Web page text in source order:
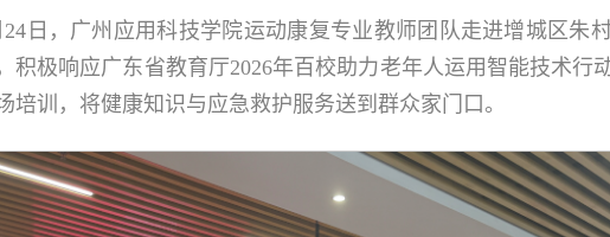
24日，广州应用科技学院运动康复专业教师团队走进增城区朱
积极响应广东省教育厅2026年百校助力老年人运用智能技术行
培训，将健康知识与应急救护服务送到群众家门口。